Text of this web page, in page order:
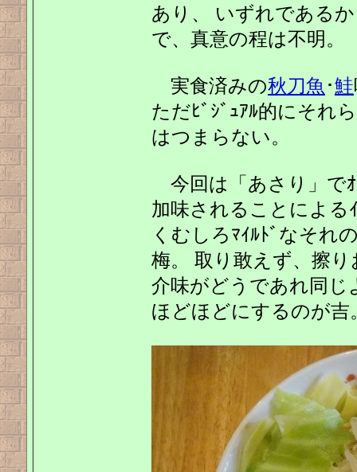
あり、 いずれである
で、真意の程は不明。
実食済みの秋刀魚 ･鮭
ただﾋﾞｼﾞｭｱﾙ的にそれ
はつまらない。
今回は「あさり」でｵ
加味されることによる
くむしろﾏｲﾙﾄﾞなそれ
梅。 取り敢えず、擦
介味がどうであれ同
ほどほどにするのが吉